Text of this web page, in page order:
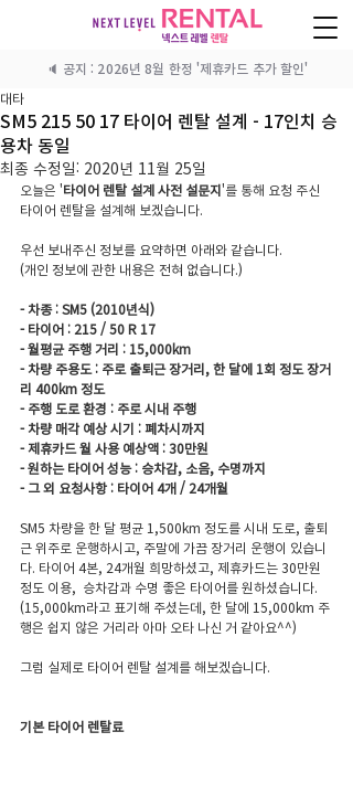
🔈 공지 : 2026년 8월 한정 '제휴카드 추가 할인'
SM5 215 50 17 타이어 렌탈 설계 - 17인치 승
용차 동일
대타
최종 수정일: 2020년 11월 25일
오늘은 '타이어 렌탈 설계 사전 설문지'를 통해 요청 주신
타이어 렌탈을 설계해 보겠습니다.
우선 보내주신 정보를 요약하면 아래와 같습니다.
(개인 정보에 관한 내용은 전혀 없습니다.)
- 차종 : SM5 (2010년식)
- 타이어 : 215 / 50 R 17
- 월평균 주행 거리 : 15,000km
- 차량 주용도 : 주로 출퇴근 장거리, 한 달에 1회 정도 장거
리 400km 정도
- 주행 도로 환경 : 주로 시내 주행
- 차량 매각 예상 시기 : 폐차시까지
- 제휴카드 월 사용 예상액 : 30만원
- 원하는 타이어 성능 : 승차감, 소음, 수명까지
- 그 외 요청사항 : 타이어 4개 / 24개월
SM5 차량을 한 달 평균 1,500km 정도를 시내 도로, 출퇴
근 위주로 운행하시고, 주말에 가끔 장거리 운행이 있습니
다. 타이어 4본, 24개월 희망하셨고, 제휴카드는 30만원
정도 이용,  승차감과 수명 좋은 타이어를 원하셨습니다.
(15,000km라고 표기해 주셨는데, 한 달에 15,000km 주
행은 쉽지 않은 거리라 아마 오타 나신 거 같아요^^)
그럼 실제로 타이어 렌탈 설계를 해보겠습니다.
기본 타이어 렌탈료